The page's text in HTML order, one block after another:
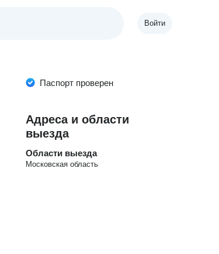
Войти
Паспорт проверен
Адреса и области
выезда
Области выезда
Московская область